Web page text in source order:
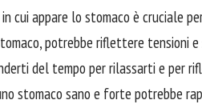
cui appare lo stomaco è cruciale
potrebbe riflettere tensioni
del tempo per rilassarti e per
stomaco sano e forte potrebbe